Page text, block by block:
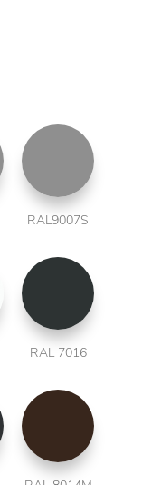
RAL9007S
RAL 7016